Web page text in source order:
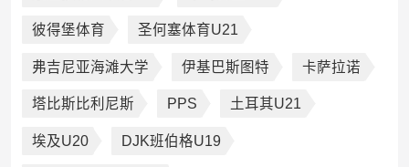
彼得堡体育 圣何塞体育U21
弗吉尼亚海滩大学 伊基巴斯图特 卡萨拉诺
塔比斯比利尼斯 PPS 土耳其U21
埃及U20 DJK班伯格U19